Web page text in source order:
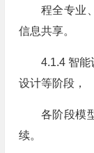
程全专业
信息共享。
4.1.4 智
设计等阶段，
各阶段模
续。